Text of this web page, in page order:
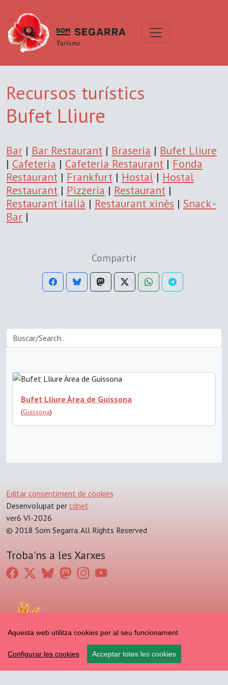
Aquesta web utilitza cookies per al seu funcionament
Configurar les cookies Acceptar totes les cookies
Recursos turístics
Bufet Lliure
Bar | Bar Restaurant | Braseria | Bufet Lliure
| Cafeteria | Cafeteria Restaurant | Fonda
Restaurant | Frankfurt | Hostal | Hostal
Restaurant | Pizzeria | Restaurant |
Restaurant italià | Restaurant xinès | Snack -
Bar |
Compartir
Bufet Lliure Àrea de Guissona
(Guissona)
Editar consentiment de cookies
Desenvolupat per cdnet
ver6 VI-2026
© 2018 Som Segarra. All Rights Reserved
Troba'ns a les Xarxes